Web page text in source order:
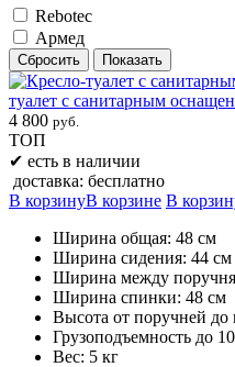
Rebotec
Армед
туалет с санитарным
4 800 руб.
ТОП
✔ есть в наличии
доставка: бесплатно
В корзинуВ корзине В
Ширина общая: 48 см
Ширина сидения: 44 см
Ширина между
Ширина спинки: 48 см
Высота от поручней до
Грузоподъемность до
Вес: 5 кг